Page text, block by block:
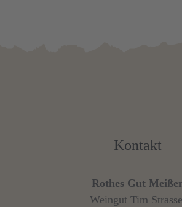
Kontakt
Rothes Gut
Weingut Tim